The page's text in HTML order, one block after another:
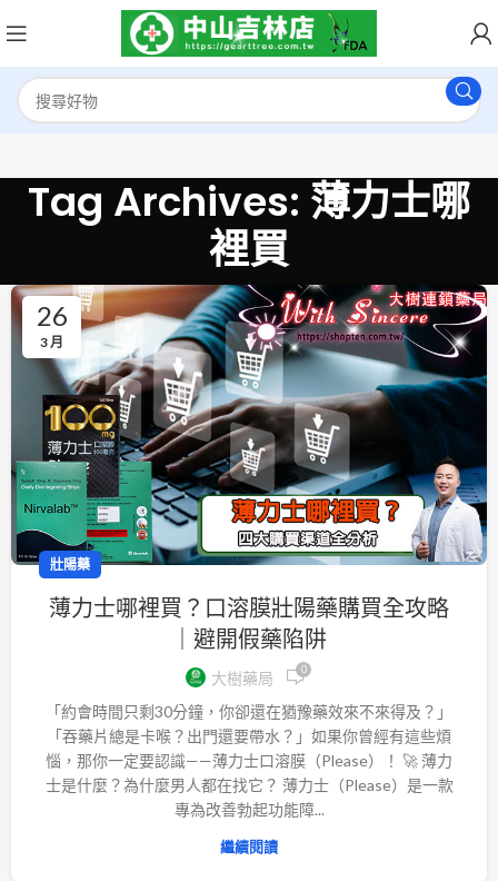
Tag Archives: 薄力士哪
裡買
26
3 月
壯陽藥
薄力士哪裡買？口溶膜壯陽藥購買全攻略
｜避開假藥陷阱
大樹藥局 0
「約會時間只剩30分鐘，你卻還在猶豫藥效來不來得及？」
「吞藥片總是卡喉？出門還要帶水？」如果你曾經有這些煩
惱，那你一定要認識——薄力士口溶膜（Please）！ 🚀 薄力
士是什麼？為什麼男人都在找它？ 薄力士（Please）是一款
專為改善勃起功能障...
繼續閱讀